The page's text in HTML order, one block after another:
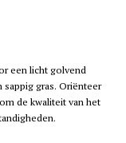
een licht golvend
gras. Oriënteer
de kwaliteit van het